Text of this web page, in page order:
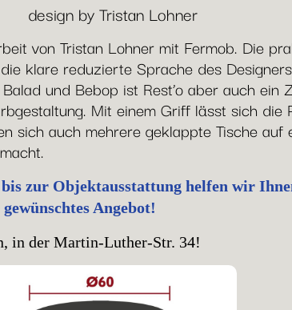
design by Tristan Lohner
von Tristan Lohner mit Fermob. Die
klare reduzierte Sprache des
und Bebop ist Rest’o aber auch ein
Mit einem Griff lässt sich die
sich auch mehrere geklappte Tische
zur Objektausstattung helfen wir
Angebot!
in der Martin-Luther-Str. 34!